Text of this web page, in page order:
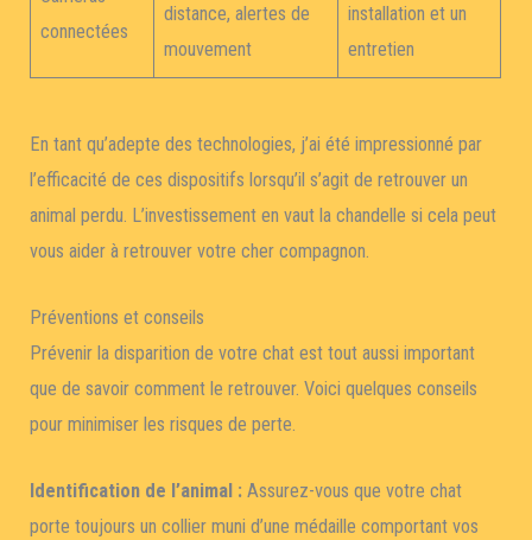
connectées
distance, alertes de
mouvement
installation et un
entretien
En tant qu’adepte des technologies, j’ai été impressionné par
l’efficacité de ces dispositifs lorsqu’il s’agit de retrouver un
animal perdu. L’investissement en vaut la chandelle si cela peut
vous aider à retrouver votre cher compagnon.
Préventions et conseils
Prévenir la disparition de votre chat est tout aussi important
que de savoir comment le retrouver. Voici quelques conseils
pour minimiser les risques de perte.
Identification de l’animal : Assurez-vous que votre chat
porte toujours un collier muni d’une médaille comportant vos